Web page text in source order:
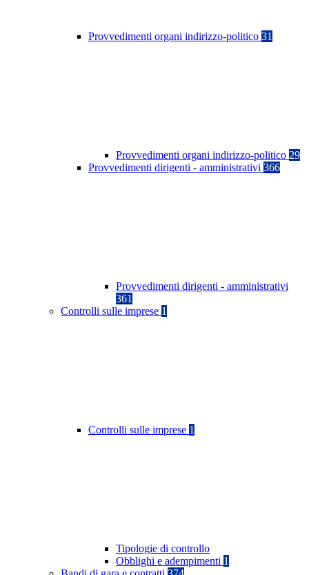
Provvedimenti organi indirizzo-politico 31
Provvedimenti organi indirizzo-politico 29
Provvedimenti dirigenti - amministrativi 366
Provvedimenti dirigenti - amministrativi
361
Controlli sulle imprese 1
Controlli sulle imprese 1
Tipologie di controllo
Obblighi e adempimenti 1